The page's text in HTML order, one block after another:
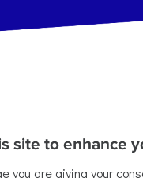
site to enhance
you are giving your